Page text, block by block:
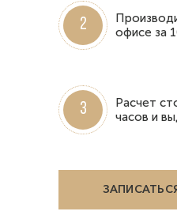
2
офисе за
3
Расчет
часов и